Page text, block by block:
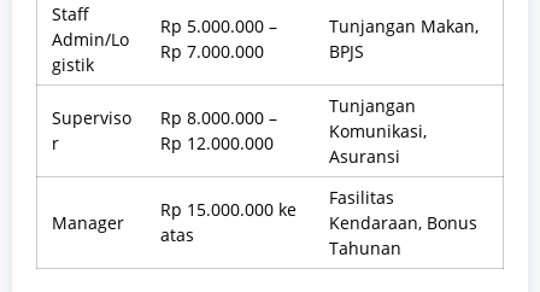
Staff
Admin/Lo
gistik
Rp 5.000.000 –
Rp 7.000.000
Tunjangan Makan,
BPJS
Superviso
r
Rp 8.000.000 –
Rp 12.000.000
Tunjangan
Komunikasi,
Asuransi
Manager
Rp 15.000.000 ke
atas
Fasilitas
Kendaraan, Bonus
Tahunan